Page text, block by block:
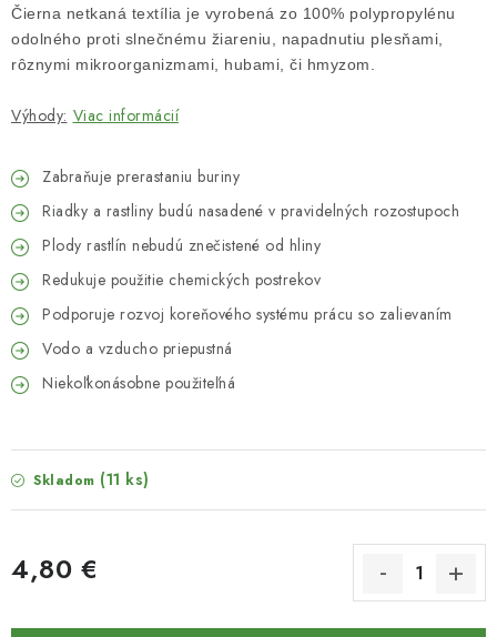
Čierna netkaná textília je vyrobená zo 100% polypropylénu
odolného proti slnečnému žiareniu, napadnutiu plesňami,
rôznymi mikroorganizmami, hubami, či hmyzom.
Výhody: Viac informácií
Zabraňuje prerastaniu buriny
Riadky a rastliny budú nasadené v pravidelných rozostupoch
Plody rastlín nebudú znečistené od hliny
Redukuje použitie chemických postrekov
Podporuje rozvoj koreňového systému prácu so zalievaním
Vodo a vzducho priepustná
Niekoľkonásobne použiteľná
Skladom (11 ks)
4,80 €